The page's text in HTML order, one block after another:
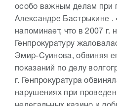
особо важным делам при
Александре Бастрыкине .
напоминает, что в 2007 г.
Генпрокуратуру
Эмир-Суинова, обвиняя
показаний по делу
г. Генпрокуратура
нарушениях при